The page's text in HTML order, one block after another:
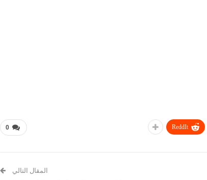
0 ReddIt
المقال التالي